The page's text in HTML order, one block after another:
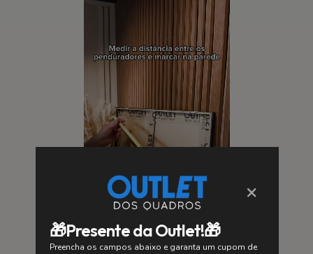
×
🎁Presente da Outlet!🎁
Preencha os campos abaixo e garanta um cupom de